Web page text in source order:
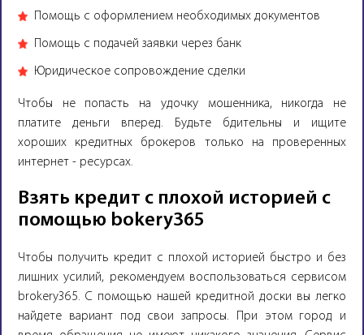
Помощь с оформлением необходимых документов
Помощь с подачей заявки через банк
Юридическое сопровождение сделки
Чтобы не попасть на удочку мошенника, никогда не
платите деньги вперед. Будьте бдительны и ищите
хороших кредитных брокеров только на проверенных
интернет - ресурсах.
Взять кредит с плохой историей с
помощью bokery365
Чтобы получить кредит с плохой историей быстро и без
лишних усилий, рекомендуем воспользоваться сервисом
brokery365. С помощью нашей кредитной доски вы легко
найдете вариант под свои запросы. При этом город и